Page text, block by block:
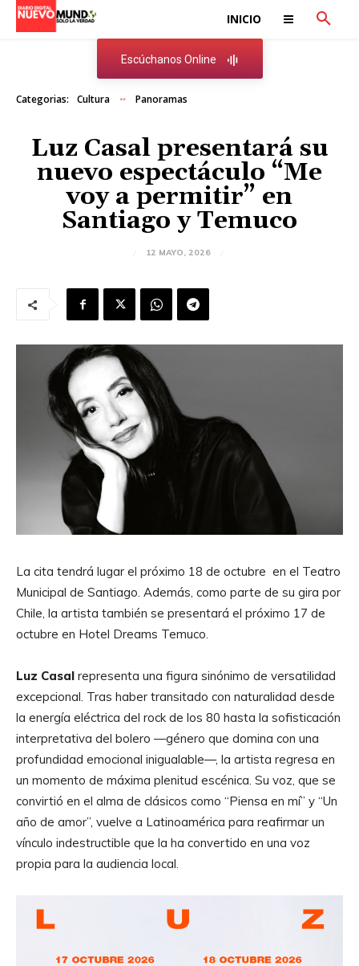
INICIO
Escúchanos Online
Categorias: Cultura Panoramas
Luz Casal presentará su
nuevo espectáculo “Me
voy a permitir” en
Santiago y Temuco
12 MAYO, 2026
La cita tendrá lugar el próximo 18 de octubre en el Teatro
Municipal de Santiago. Además, como parte de su gira por
Chile, la artista también se presentará el próximo 17 de
octubre en Hotel Dreams Temuco.
Luz Casal representa una figura sinónimo de versatilidad
excepcional. Tras haber transitado con naturalidad desde
la energía eléctrica del rock de los 80 hasta la sofisticación
interpretativa del bolero —género que domina con una
profundidad emocional inigualable—, la artista regresa en
un momento de máxima plenitud escénica. Su voz, que se
convirtió en el alma de clásicos como “Piensa en mí” y “Un
año de amor”, vuelve a Latinoamérica para reafirmar un
vínculo indestructible que la ha convertido en una voz
propia para la audiencia local.